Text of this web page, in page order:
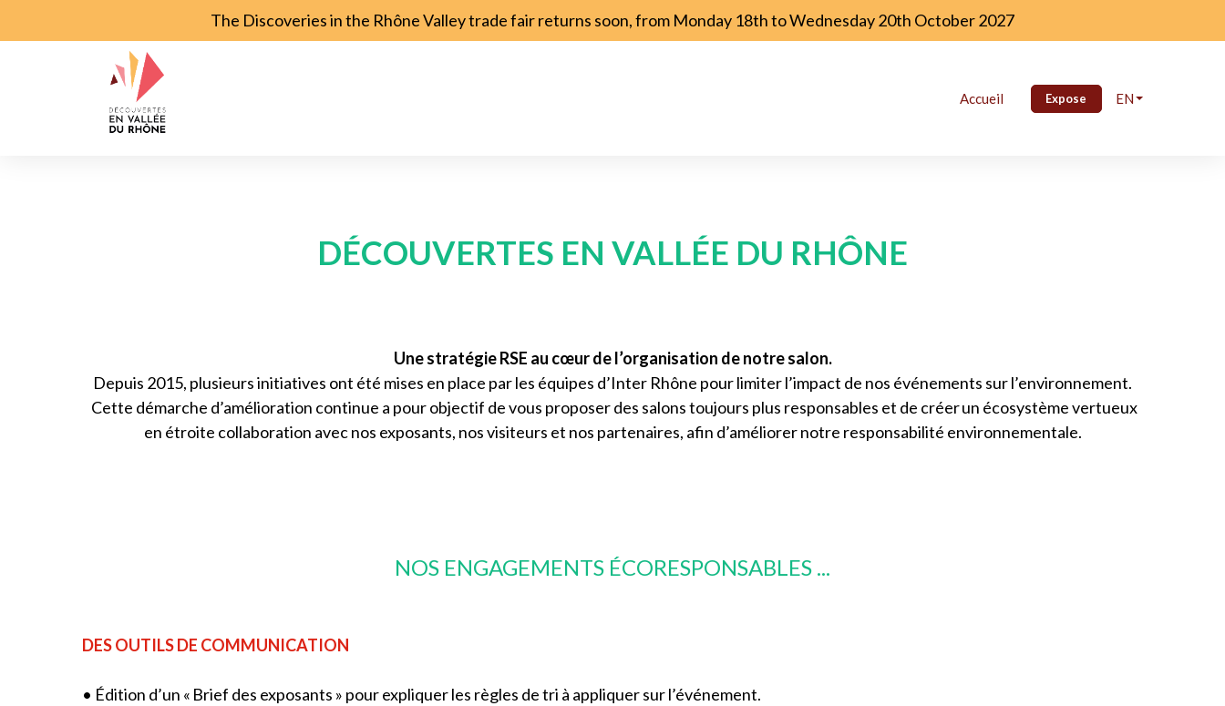
The Discoveries in the Rhône Valley trade fair returns soon, from Monday 18th to Wednesday 20th October 2027
Accueil Expose EN
DÉCOUVERTES EN VALLÉE DU RHÔNE
Une stratégie RSE au cœur de l’organisation de notre salon.
Depuis 2015, plusieurs initiatives ont été mises en place par les équipes d’Inter Rhône pour limiter l’impact de nos événements sur l’environnement.
Cette démarche d’amélioration continue a pour objectif de vous proposer des salons toujours plus responsables et de créer un écosystème vertueux
en étroite collaboration avec nos exposants, nos visiteurs et nos partenaires, afin d’améliorer notre responsabilité environnementale.
NOS ENGAGEMENTS ÉCORESPONSABLES ...
DES OUTILS DE COMMUNICATION
• Édition d’un « Brief des exposants » pour expliquer les règles de tri à appliquer sur l’événement.